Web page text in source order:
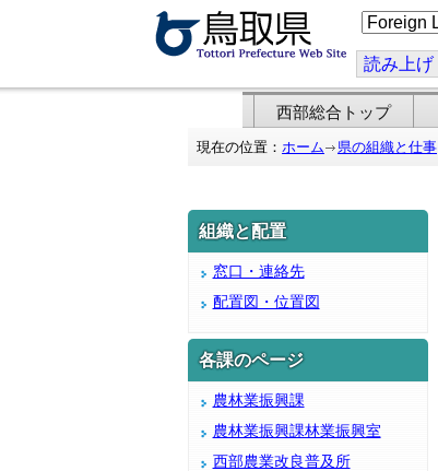
こ
の
ジ
を
翻
訳
す
読み上げ
西部総合トップ
現在の位置： ホーム 県の組織と仕事
組織と配置
窓口・連絡先
配置図・位置図
各課のページ
農林業振興課
農林業振興課林業振興室
西部農業改良普及所